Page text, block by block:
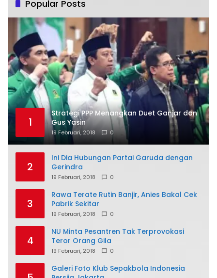
Popular Posts
1
Strategi PPP Menangkan Duet Ganjar dan
Gus Yasin
19 Februari, 2018 0
2
Ini Dia Hubungan Partai Garuda dengan
Gerindra
19 Februari, 2018 0
3
Rawa Terate Rutin Banjir, Anies Bakal Cek
Pabrik Sekitar
19 Februari, 2018 0
4
NU Minta Pesantren Tak Terprovokasi
Teror Orang Gila
19 Februari, 2018 0
Galeri Foto Klub Sepakbola Indonesia